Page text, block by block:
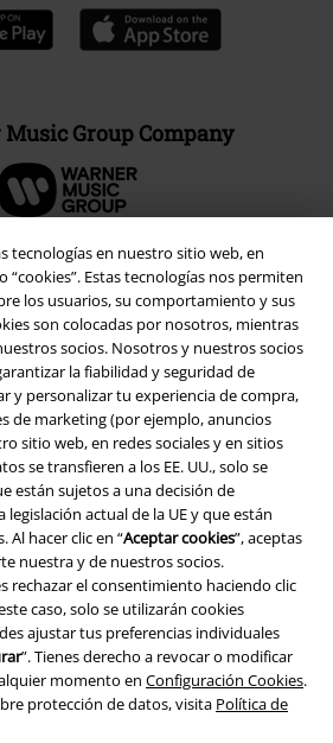
tecnologías en nuestro sitio web, en
Estas tecnologías nos permiten
los usuarios, su comportamiento y sus
son colocadas por nosotros, mientras
socios. Nosotros y nuestros socios
la fiabilidad y seguridad de
y personalizar tu experiencia de compra,
de marketing (por ejemplo, anuncios
sitio web, en redes sociales y en sitios
se transfieren a los EE. UU., solo se
están sujetos a una decisión de
actual de la UE y que están
hacer clic en “Aceptar cookies”, aceptas
nuestra y de nuestros socios.
rechazar el consentimiento haciendo clic
caso, solo se utilizarán cookies
ajustar tus preferencias individuales
”. Tienes derecho a revocar o modificar
momento en Configuración Cookies.
protección de datos, visita Política de
Group Company
Seguridad